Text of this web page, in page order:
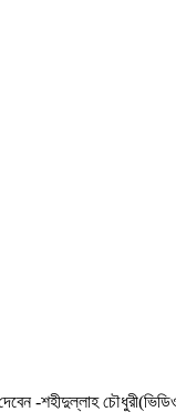
দেবেন -শহীদুল্লাহ